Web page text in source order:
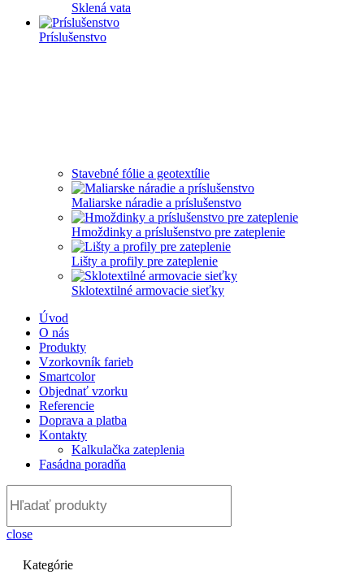
Sklená vata
Príslušenstvo
Stavebné fólie a geotextílie
Maliarske náradie a príslušenstvo
Hmoždinky a príslušenstvo pre zateplenie
Lišty a profily pre zateplenie
Sklotextilné armovacie sieťky
Úvod
O nás
Produkty
Vzorkovník farieb
Smartcolor
Objednať vzorku
Referencie
Doprava a platba
Kontakty
Kalkulačka zateplenia
Fasádna poradňa
close
Kategórie